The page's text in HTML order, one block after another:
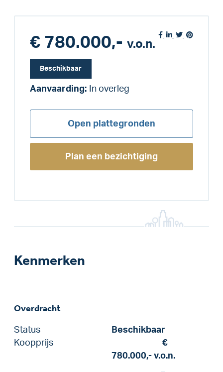
€ 780.000,- v.o.n.
Beschikbaar
Aanvaarding: In overleg
Open plattegronden
Plan een bezichtiging
Kenmerken
Overdracht
Status
Beschikbaar
Koopprijs
€
780.000,- v.o.n.